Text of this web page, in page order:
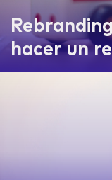
hacer un
WORKS